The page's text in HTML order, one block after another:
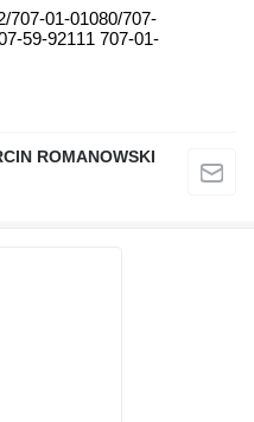
707-01-01080/707-
59-92111 707-01-
ROMANOWSKI